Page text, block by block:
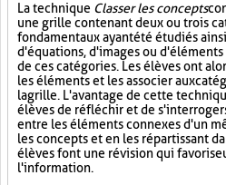
La technique Classer les concepts
une grille contenant deux ou trois
fondamentaux ayant été étudiés
d'équations, d'images ou
de ces catégories. Les élèves ont
les éléments et les associer aux
la grille. L'avantage de cette
élèves de réfléchir et de
entre les éléments connexes d'un
les concepts et en les répartissant
élèves font une révision qui
l'information.